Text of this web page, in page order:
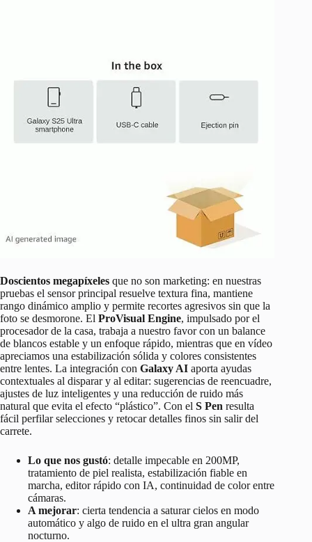
Doscientos megapíxeles que no son marketing: en nuestras
pruebas el sensor principal resuelve textura fina, mantiene
rango dinámico amplio y permite recortes agresivos sin que la
foto se desmorone. El ProVisual Engine, impulsado por el
procesador de la casa, trabaja a nuestro favor con un balance
de blancos estable y un enfoque rápido, mientras que en vídeo
apreciamos una estabilización sólida y colores consistentes
entre lentes. La integración con Galaxy AI aporta ayudas
contextuales al disparar y al editar: sugerencias de reencuadre,
ajustes de luz inteligentes y una reducción de ruido más
natural que evita el efecto “plástico”. Con el S Pen resulta
fácil perfilar selecciones y retocar detalles finos sin salir del
carrete.
Lo que nos gustó: detalle impecable en 200MP,
tratamiento de piel realista, estabilización fiable en
marcha, editor rápido con IA, continuidad de color entre
cámaras.
A mejorar: cierta tendencia a saturar cielos en modo
automático y algo de ruido en el ultra gran angular
nocturno.